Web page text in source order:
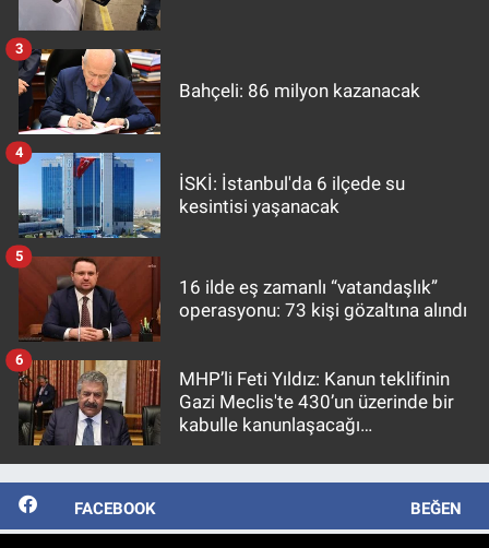
Bahçeli: 86 milyon kazanacak
3
İSKİ: İstanbul'da 6 ilçede su
kesintisi yaşanacak
4
16 ilde eş zamanlı “vatandaşlık”
operasyonu: 73 kişi gözaltına alındı
5
MHP’li Feti Yıldız: Kanun teklifinin
Gazi Meclis'te 430’un üzerinde bir
kabulle kanunlaşacağı
6
FACEBOOK BEĞEN